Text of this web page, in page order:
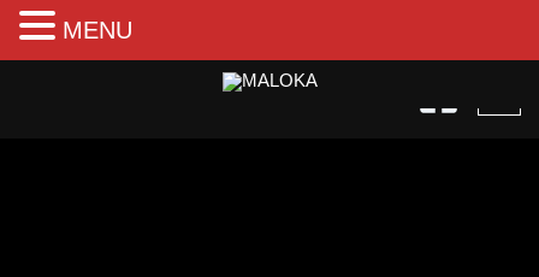
Aller
MENU